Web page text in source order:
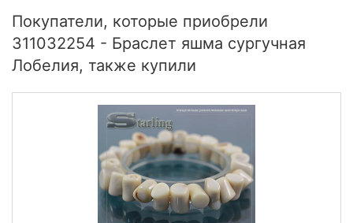
Покупатели, которые приобрели
311032254 - Браслет яшма сургучная
Лобелия, также купили